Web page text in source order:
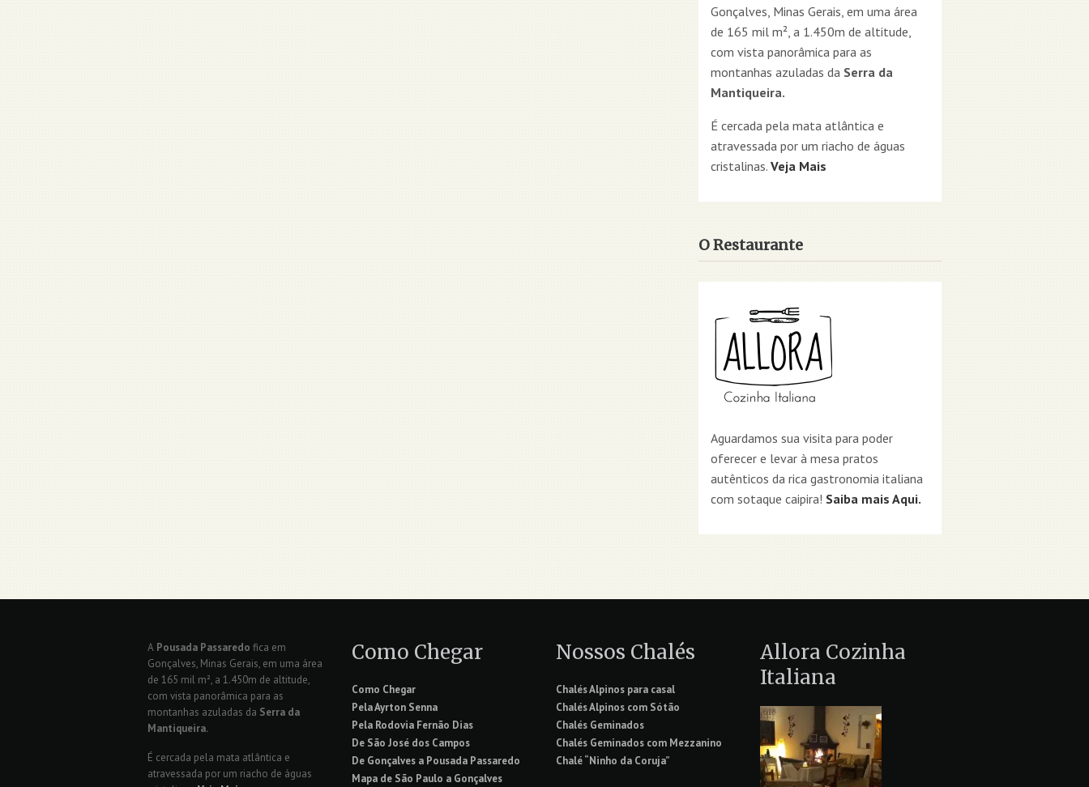
Gonçalves, Minas Gerais, em uma área
de 165 mil m², a 1.450m de altitude,
com vista panorâmica para as
montanhas azuladas da Serra da
Mantiqueira.
É cercada pela mata atlântica e
atravessada por um riacho de águas
cristalinas. Veja Mais
O Restaurante
Aguardamos sua visita para poder
oferecer e levar à mesa pratos
autênticos da rica gastronomia italiana
com sotaque caipira! Saiba mais Aqui.
A Pousada Passaredo fica em
Gonçalves, Minas Gerais, em uma área
de 165 mil m², a 1.450m de altitude,
com vista panorâmica para as
montanhas azuladas da Serra da
Mantiqueira.
É cercada pela mata atlântica e
atravessada por um riacho de águas
Como Chegar
Como Chegar
Pela Ayrton Senna
Pela Rodovia Fernão Dias
De São José dos Campos
De Gonçalves a Pousada Passaredo
Mapa de São Paulo a Gonçalves
Nossos Chalés
Chalés Alpinos para casal
Chalés Alpinos com Sótão
Chalés Geminados
Chalés Geminados com Mezzanino
Chalé “Ninho da Coruja”
Allora Cozinha
Italiana